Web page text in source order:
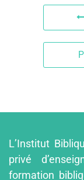
L’Institut
privé
formation